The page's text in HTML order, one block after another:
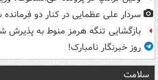
سردار علی عظمایی در کنار دو
بازگشایی تنگه هرمز منوط به پذیرش
روز خبرنگار نامبارک!
سلامت